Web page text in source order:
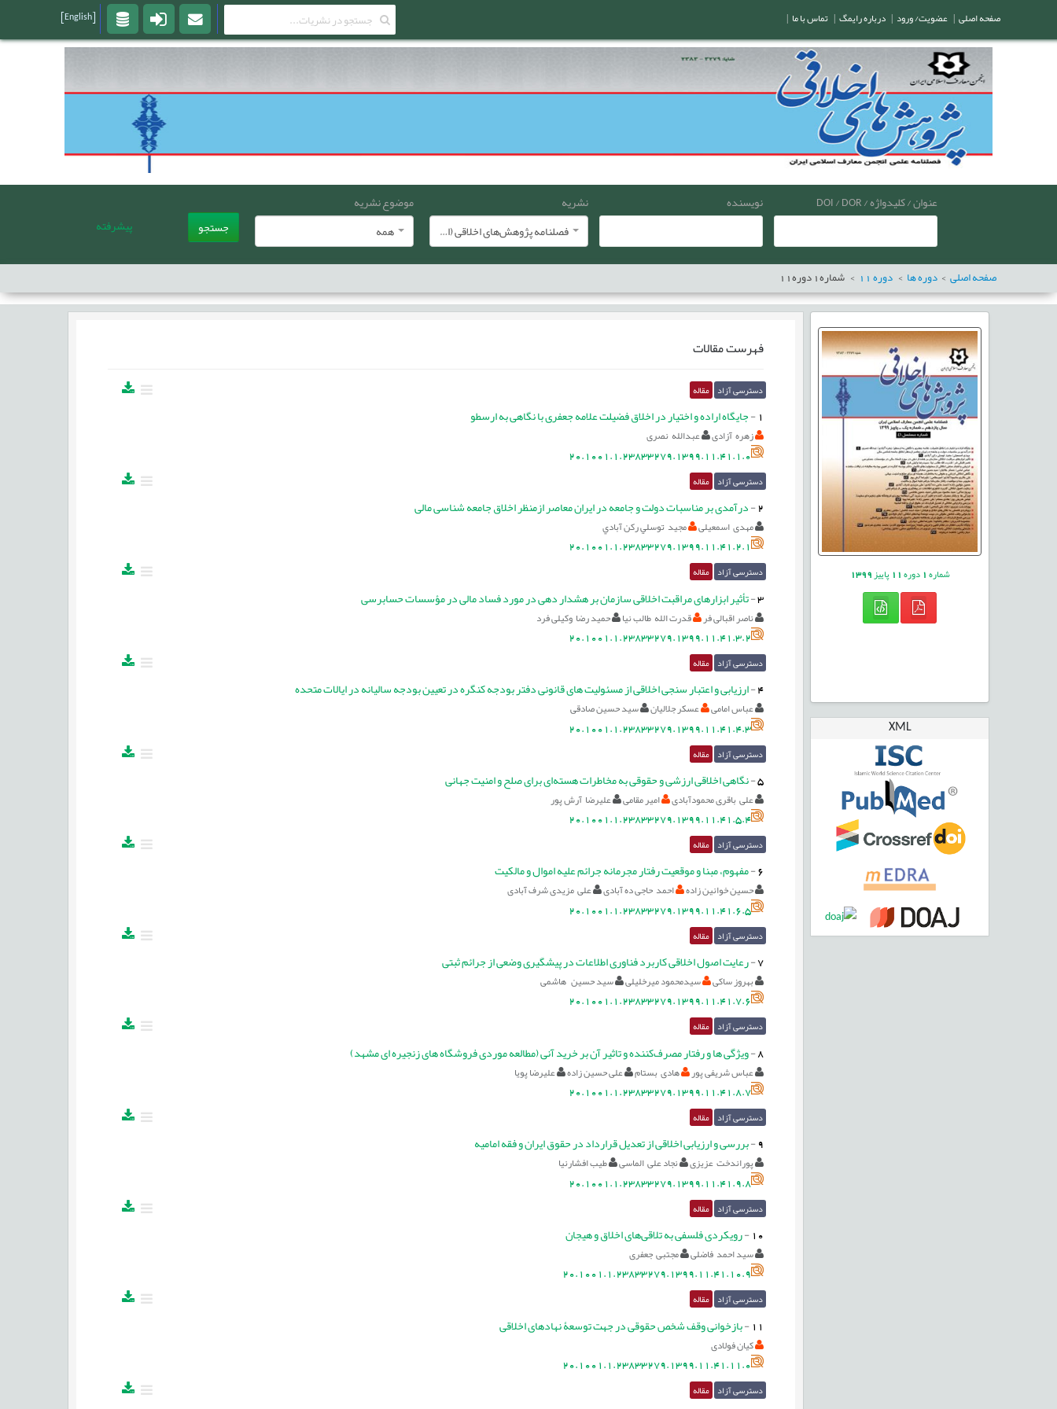
عنوان / کلیدواژه / DOI / DOR نویسنده
نشریه
فصلنامه پژوهش‌های اخلاقی (انجمن معارف اسلامی ایران)
موضوع نشریه
همه
جستجو پیشرفته
صفحه اصلی دوره ها دوره شماره1دوره11
شماره1دوره11پاییز1399
XML
فهرست مقالات
دسترسی آزاد مقاله
1
-جایگاه اراده و اختیار در اخلاق فضیلت علامه جعفری با نگاهی به ارسطو
زهره آزادی عبدالله نصری
20.1001.1.23833279.1399.11.41.1.0
دسترسی آزاد مقاله
2
-درآمدی بر مناسبات دولت و جامعه در ايران معاصر ازمنظر اخلاق جامعه شناسی مالی
مهدی اسمعيلی مجيد توسلي ركن آبادي
20.1001.1.23833279.1399.11.41.2.1
دسترسی آزاد مقاله
3
-تأثیر ابزارهای مراقبت اخلاقی سازمان بر هشدار دهی در مورد فساد مالی در مؤسسات حسابرسی
ناصر اقبالی فر قدرت الله طالب نیا حمید رضا وکیلی فرد
20.1001.1.23833279.1399.11.41.3.2
دسترسی آزاد مقاله
4
-ارزیابی و اعتبار سنجی اخلاقی از مسئولیت های قانونی دفتر بودجه کنگره در تعیین بودجه سالیانه در ایالات متحده
عباس امامی عسکر جلالیان سید حسین صادقی
20.1001.1.23833279.1399.11.41.4.3
دسترسی آزاد مقاله
5
-نگاهی اخلاقی ارزشی و حقوقی به مخاطرات هسته‌ای برای صلح و امنیت جهانی
علی باقری محمودآبادی امیر مقامی علیرضا آرش پور
20.1001.1.23833279.1399.11.41.5.4
دسترسی آزاد مقاله
6
-مفهوم، مبنا و موقعیت رفتار مجرمانه جرائم علیه اموال و مالکیت
حسین خوانین زاده احمد حاجی ده آبادی علی مزیدی شرف آبادی
20.1001.1.23833279.1399.11.41.6.5
دسترسی آزاد مقاله
7
-رعایت اصول اخلاقی کاربرد فناوری اطلاعات در پیشگیری وضعی از جرائم ثبتی
بهروز ساکی سیدمحمود میرخلیلی سید حسین هاشمی
20.1001.1.23833279.1399.11.41.7.6
دسترسی آزاد مقاله
8
-ویژگی ها و رفتار مصرف‌کننده و تاثیر آن بر خرید آنی (مطالعه موردی فروشگاه های زنجیره ای مشهد)
عباس شریفی پور هادی بستام علی حسین زاده علیرضا پویا
20.1001.1.23833279.1399.11.41.8.7
دسترسی آزاد مقاله
9
-بررسی و ارزیابی اخلاقی از تعدیل قرارداد در حقوق ایران و فقه امامیه
پوراندخت عزیزی نجاد علی الماسی طیب افشارنیا
20.1001.1.23833279.1399.11.41.9.8
دسترسی آزاد مقاله
10
-رویکردی فلسفی به تلاقی‌های اخلاق و هیجان
سید احمد فاضلی مجتبی جعفری
20.1001.1.23833279.1399.11.41.10.9
دسترسی آزاد مقاله
11
-بازخوانی وقف شخص حقوقی در جهت توسعۀ نهادهای اخلاقی
کیان فولادی
20.1001.1.23833279.1399.11.41.11.0
دسترسی آزاد مقاله
صفحه اصلی | عضویت/ ورود | درباره رایمگ | تماس با ما |
[English]